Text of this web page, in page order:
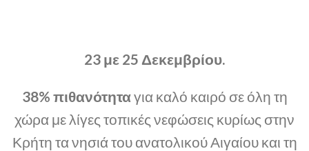
23 με 25 Δεκεμβρίου.
38% πιθανότηταγια καλό καιρό σε όλη τη
χώρα με λίγες τοπικές νεφώσεις κυρίως στην
Κρήτη τα νησιά του ανατολικού Αιγαίου και τη